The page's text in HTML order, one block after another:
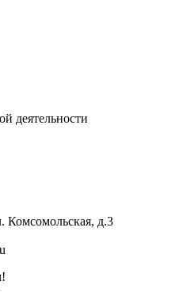
деятельности
Комсомольская, д.3